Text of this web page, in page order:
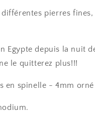
pierres
Egypte depuis la nuit
le quitterez plus!!!
en spinelle - 4mm